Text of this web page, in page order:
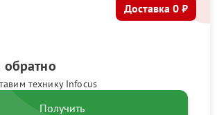
обратно
технику Infocus
Доставка 0 ₽
Получить